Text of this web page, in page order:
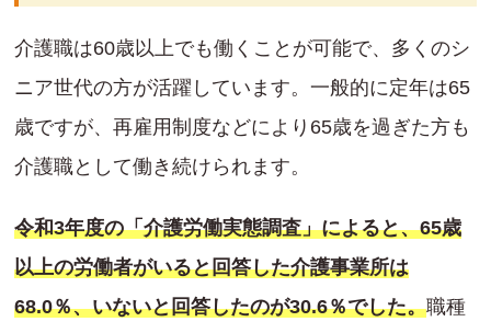
介護職は60歳以上でも働くことが可能で、多くのシ
ニア世代の方が活躍しています。一般的に定年は65
歳ですが、再雇用制度などにより65歳を過ぎた方も
介護職として働き続けられます。
令和3年度の「介護労働実態調査」によると、65歳
以上の労働者がいると回答した介護事業所は
68.0％、いないと回答したのが30.6％でした。職種